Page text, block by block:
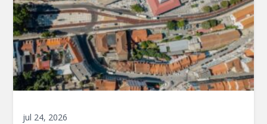
jul 24, 2026